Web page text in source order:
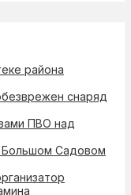
района
снаряд
ПВО над
Большом Садовом